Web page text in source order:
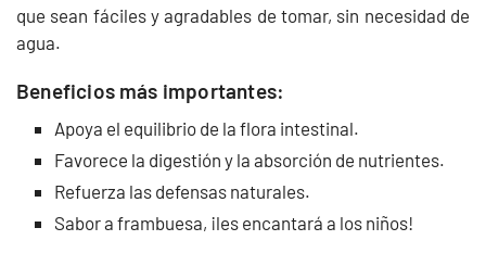
que sean fáciles y agradables de tomar, sin necesidad de
agua.
Beneficios más importantes:
Apoya el equilibrio de la flora intestinal.
Favorece la digestión y la absorción de nutrientes.
Refuerza las defensas naturales.
Sabor a frambuesa, ¡les encantará a los niños!